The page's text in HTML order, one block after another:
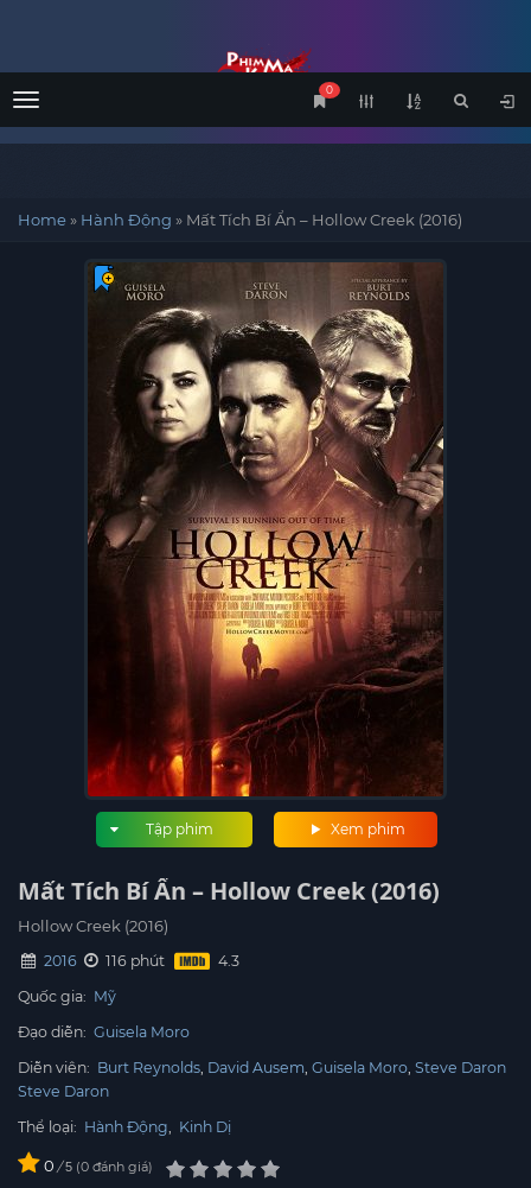
Menu
0
Home» Hành Động » Mất Tích Bí Ẩn – Hollow Creek (2016)
Xem phim
Tập phim
Mất Tích Bí Ẩn – Hollow Creek (2016)
Hollow Creek (2016)
2016
116 phút
Quốc gia: Mỹ
Đạo diễn: Guisela Moro
Diễn viên: Burt Reynolds David Ausem Guisela Moro Steve Daron
Steve Daron
Thể loại: Hành Động, Kinh Dị
0 / 5 0 đánh giá